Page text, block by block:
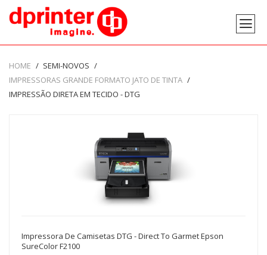
HOME
SEMI-NOVOS
IMPRESSORAS GRANDE FORMATO JATO DE TINTA
IMPRESSÃO DIRETA EM TECIDO - DTG
Impressora De Camisetas DTG - Direct To Garmet Epson
SureColor F2100